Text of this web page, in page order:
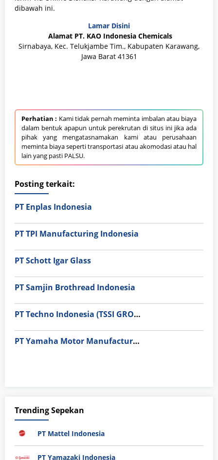
dibawah ini.
Lamar Disini
Alamat PT. KAO Indonesia Chemicals
Sirnabaya, Kec. Telukjambe Tim., Kabupaten Karawang,
Jawa Barat 41361
Perhatian : Kami tidak pernah meminta imbalan atau biaya
dalam bentuk apapun untuk perekrutan di situs ini jika ada
pihak yang mengatasnamakan kami atau perusahaan
meminta biaya seperti transportasi atau akomodasi atau hal
lain yang pasti PALSU.
Posting terkait:
PT Enplas Indonesia
PT TPI Manufacturing Indonesia
PT Schott Igar Glass
PT Samjin Brothread Indonesia
PT Techno Indonesia (TSSI GROUP)
PT Yamaha Motor Manufacturing
Trending Sepekan
PT Mattel Indonesia
PT Yamazaki Indonesia